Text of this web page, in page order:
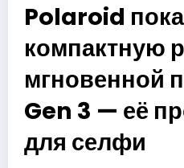
Polaroid
компактную
мгновенной
Gen 3 — её
для селфи